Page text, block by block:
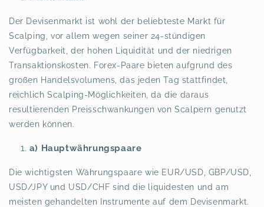
Der Devisenmarkt ist wohl der beliebteste Markt für
Scalping, vor allem wegen seiner 24-stündigen
Verfügbarkeit, der hohen Liquidität und der niedrigen
Transaktionskosten. Forex-Paare bieten aufgrund des
großen Handelsvolumens, das jeden Tag stattfindet,
reichlich Scalping-Möglichkeiten, da die daraus
resultierenden Preisschwankungen von Scalpern genutzt
werden können.
a) Hauptwährungspaare
Die wichtigsten Währungspaare wie EUR/USD, GBP/USD,
USD/JPY und USD/CHF sind die liquidesten und am
meisten gehandelten Instrumente auf dem Devisenmarkt.